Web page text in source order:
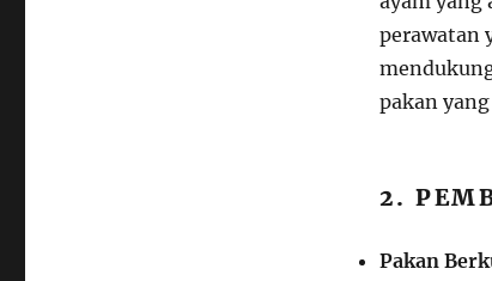
perawatan
pakan
2.
Pakan